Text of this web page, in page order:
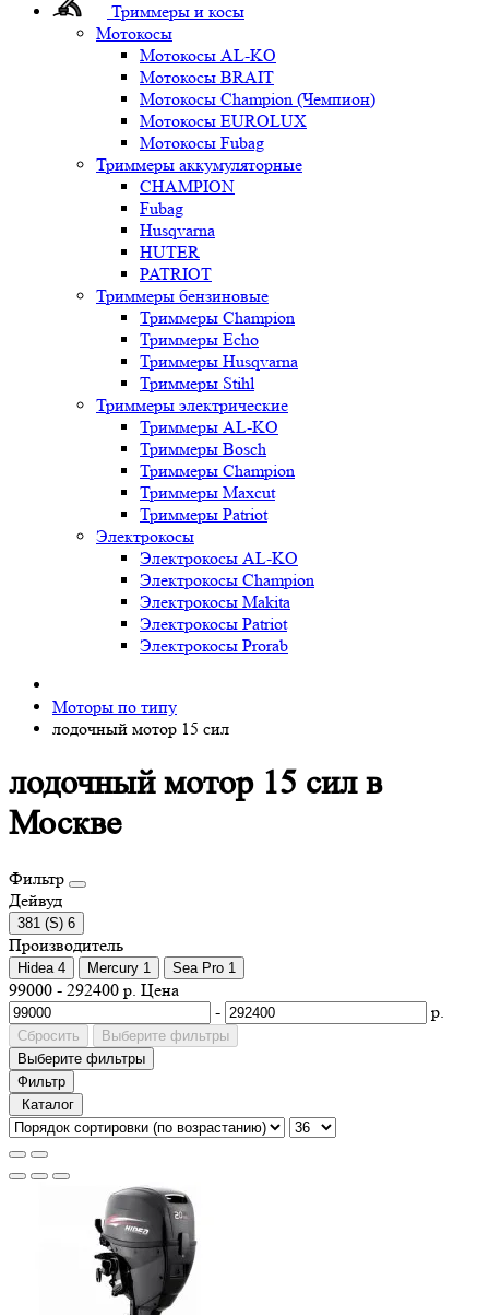
Триммеры и косы
Мотокосы
Мотокосы AL-KO
Мотокосы BRAIT
Мотокосы Champion (Чемпион)
Мотокосы EUROLUX
Мотокосы Fubag
Триммеры аккумуляторные
CHAMPION
Fubag
Husqvarna
HUTER
PATRIOT
Триммеры бензиновые
Триммеры Champion
Триммеры Echo
Триммеры Husqvarna
Триммеры Stihl
Триммеры электрические
Триммеры AL-KO
Триммеры Bosch
Триммеры Champion
Триммеры Maxcut
Триммеры Patriot
Электрокосы
Электрокосы AL-KO
Электрокосы Champion
Электрокосы Makita
Электрокосы Patriot
Электрокосы Prorab
Моторы по типу
лодочный мотор 15 сил
лодочный мотор 15 сил в
Москве
Фильтр
Дейвуд
381 (S) 6
Производитель
Hidea 4 Mercury 1 Sea Pro 1
99000 - 292400 р. Цена
-
р.
Сбросить
Выберите фильтры
Выберите фильтры
Фильтр
Каталог